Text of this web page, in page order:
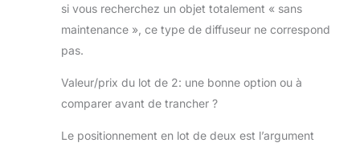
si vous recherchez un objet totalement « sans
maintenance », ce type de diffuseur ne correspond
pas.
Valeur/prix du lot de 2: une bonne option ou à
comparer avant de trancher ?
Le positionnement en lot de deux est l’argument